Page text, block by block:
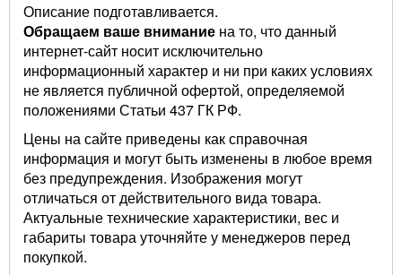
Описание подготавливается.
Обращаем ваше внимание на то, что данный
интернет-сайт носит исключительно
информационный характер и ни при каких условиях
не является публичной офертой, определяемой
положениями Статьи 437 ГК РФ.
Цены на сайте приведены как справочная
информация и могут быть изменены в любое время
без предупреждения. Изображения могут
отличаться от действительного вида товара.
Актуальные технические характеристики, вес и
габариты товара уточняйте у менеджеров перед
покупкой.